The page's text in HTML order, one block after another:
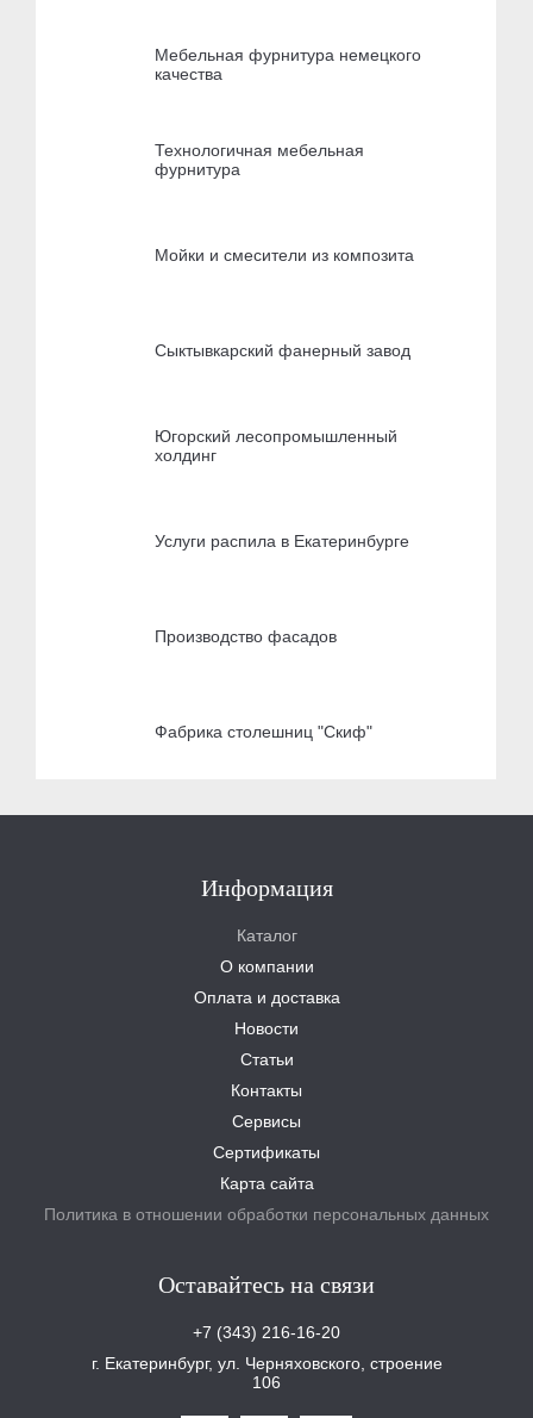
Мебельная фурнитура немецкого
качества
Технологичная мебельная
фурнитура
Мойки и смесители из композита
Сыктывкарский фанерный завод
Югорский лесопромышленный
холдинг
Услуги распила в Екатеринбурге
Производство фасадов
Фабрика столешниц "Скиф"
Информация
Каталог
О компании
Оплата и доставка
Новости
Статьи
Контакты
Сервисы
Сертификаты
Карта сайта
Политика в отношении обработки персональных данных
Оставайтесь на связи
+7 (343) 216-16-20
г. Екатеринбург, ул. Черняховского, строение
106